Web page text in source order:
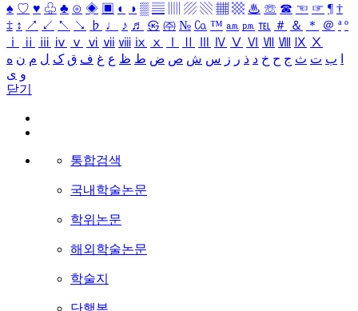
♠ ♡ ♥ ♧ ♣ ⊙ ◈ ▣ ◐ ◑ ▒ ▤ ▨ ▧ ▦ ▩ ♨ ☏ ☎ ☜ ☞ ¶ †
‡ ↕ ↗ ↙ ↖ ↘ ♭ ♩ ♪ ♬ ㉿ ㈜ № ㏇ ™ ㏂ ㏘ ℡ ＃ ＆ ＊ ＠ ª º
ⅰ
ⅱ ⅲ ⅳ ⅴ ⅵ ⅶ ⅷ ⅸ ⅹ Ⅳ Ⅴ Ⅵ Ⅶ Ⅷ Ⅸ Ⅹ
ب ت ث ج ح خ د ذ ر ز س ش ص ض ط ظ ع غ ف ق ک ل م ن ه
و ی
닫기
통합검색
국내학술논문
학위논문
해외학술논문
학술지